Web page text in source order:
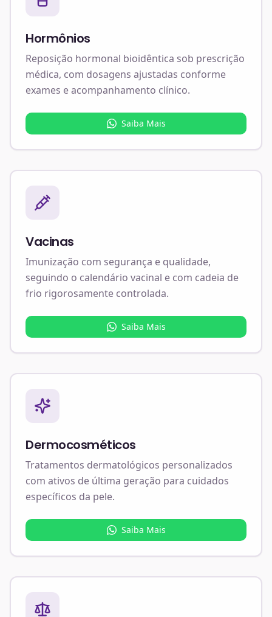
Hormônios
Reposição hormonal bioidêntica sob prescrição
médica, com dosagens ajustadas conforme
exames e acompanhamento clínico.
Saiba Mais
Vacinas
Imunização com segurança e qualidade,
seguindo o calendário vacinal e com cadeia de
frio rigorosamente controlada.
Saiba Mais
Dermocosméticos
Tratamentos dermatológicos personalizados
com ativos de última geração para cuidados
específicos da pele.
Saiba Mais